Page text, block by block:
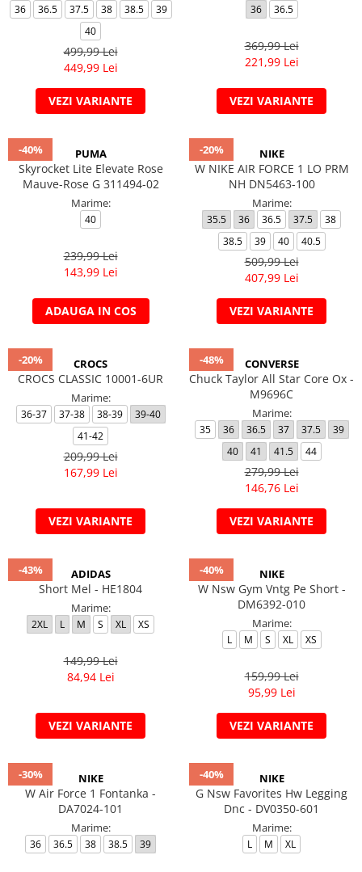
36 36.5 37.5 38 38.5
39
40
499,99 Lei
449,99 Lei
VEZI VARIANTE
36 36.5
369,99 Lei
221,99 Lei
VEZI VARIANTE
-40% PUMA
Skyrocket Lite Elevate Rose
Mauve-Rose G 311494-02
Marime:
40
239,99 Lei
143,99 Lei
ADAUGA IN COS
-20% NIKE
W NIKE AIR FORCE 1 LO PRM
NH DN5463-100
Marime:
35.5 36 36.5 37.5
38
38.5
39 40 40.5
509,99 Lei
407,99 Lei
VEZI VARIANTE
-20% CROCS
CROCS CLASSIC 10001-6UR
Marime:
36-37 37-38 38-39
39-40
41-42
209,99 Lei
167,99 Lei
VEZI VARIANTE
-48% CONVERSE
Chuck Taylor All Star Core Ox -
M9696C
Marime:
35 36 36.5 37 37.5
39
40
41 41.5 44
279,99 Lei
146,76 Lei
VEZI VARIANTE
-43% ADIDAS
Short Mel - HE1804
Marime:
2XL L M S XL XS
149,99 Lei
84,94 Lei
VEZI VARIANTE
-40% NIKE
W Nsw Gym Vntg Pe Short -
DM6392-010
Marime:
L M S XL XS
159,99 Lei
95,99 Lei
VEZI VARIANTE
-30% NIKE
W Air Force 1 Fontanka -
DA7024-101
Marime:
36 36.5 38 38.5 39
-40% NIKE
G Nsw Favorites Hw Legging
Dnc - DV0350-601
Marime:
L M XL